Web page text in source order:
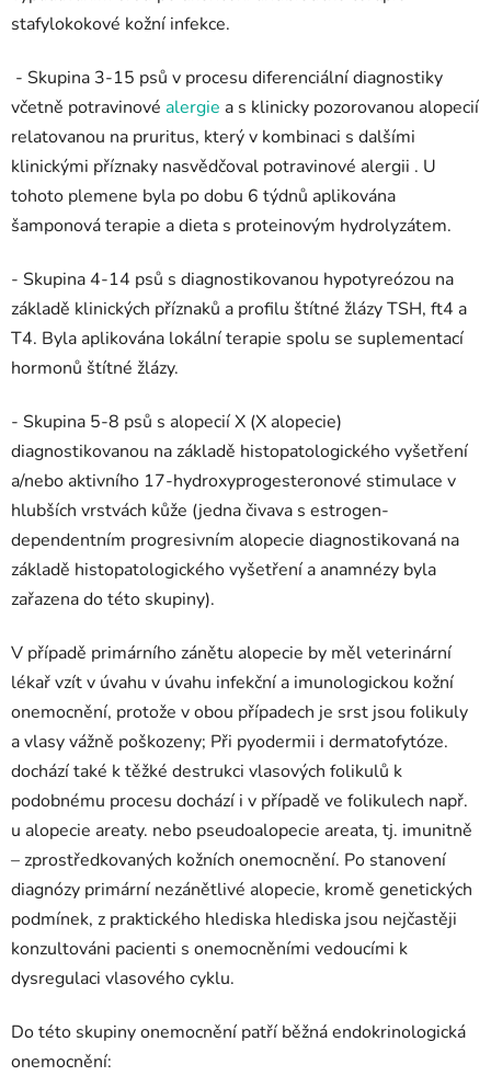
stafylokokové kožní infekce.
- Skupina 3-15 psů v procesu diferenciální diagnostiky
včetně potravinové alergie a s klinicky pozorovanou alopecií
relatovanou na pruritus, který v kombinaci s dalšími
klinickými příznaky nasvědčoval potravinové alergii . U
tohoto plemene byla po dobu 6 týdnů aplikována
šamponová terapie a dieta s proteinovým hydrolyzátem.
- Skupina 4-14 psů s diagnostikovanou hypotyreózou na
základě klinických příznaků a profilu štítné žlázy TSH, ft4 a
T4. Byla aplikována lokální terapie spolu se suplementací
hormonů štítné žlázy.
- Skupina 5-8 psů s alopecií X (X alopecie)
diagnostikovanou na základě histopatologického vyšetření
a/nebo aktivního 17-hydroxyprogesteronové stimulace v
hlubších vrstvách kůže (jedna čivava s estrogen-
dependentním progresivním alopecie diagnostikovaná na
základě histopatologického vyšetření a anamnézy byla
zařazena do této skupiny).
V případě primárního zánětu alopecie by měl veterinární
lékař vzít v úvahu v úvahu infekční a imunologickou kožní
onemocnění, protože v obou případech je srst jsou folikuly
a vlasy vážně poškozeny; Při pyodermii i dermatofytóze.
dochází také k těžké destrukci vlasových folikulů k
podobnému procesu dochází i v případě ve folikulech např.
u alopecie areaty. nebo pseudoalopecie areata, tj. imunitně
– zprostředkovaných kožních onemocnění. Po stanovení
diagnózy primární nezánětlivé alopecie, kromě genetických
podmínek, z praktického hlediska hlediska jsou nejčastěji
konzultováni pacienti s onemocněními vedoucími k
dysregulaci vlasového cyklu.
Do této skupiny onemocnění patří běžná endokrinologická
onemocnění: